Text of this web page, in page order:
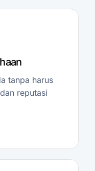
tanpa harus
reputasi